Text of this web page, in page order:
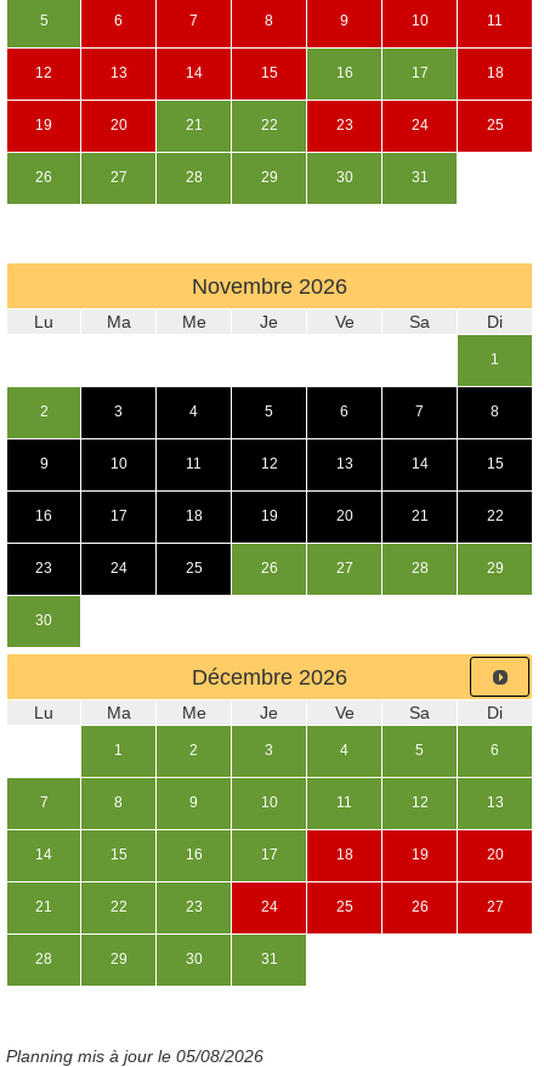
5 6 7 8 9 10 11
12 13 14 15 16 17 18
19 20 21 22 23 24 25
26 27 28 29 30 31
Novembre 2026
Lu Ma Me Je Ve Sa Di
1
2 3 4 5 6 7 8
9 10 11 12 13 14 15
16 17 18 19 20 21 22
23 24 25 26 27 28 29
30
Décembre 2026
Lu Ma Me Je Ve Sa Di
1 2 3 4 5 6
7 8 9 10 11 12 13
14 15 16 17 18 19 20
21 22 23 24 25 26 27
28 29 30 31
Planning mis à jour le 05/08/2026